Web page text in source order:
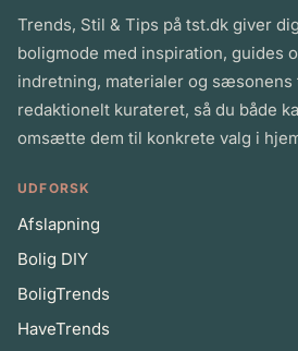
Trends, Stil & Tips på tst.dk giver
boligmode med inspiration, guides
indretning, materialer og sæsonens
redaktionelt kurateret, så du både
omsætte dem til konkrete valg i
UDFORSK
Afslapning
Bolig DIY
BoligTrends
HaveTrends